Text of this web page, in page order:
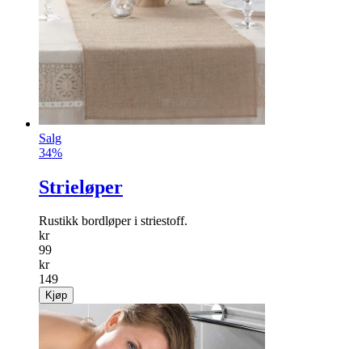
Salg
34%
Strieløper
Rustikk bordløper i striestoff.
kr
99
kr
149
Kjøp